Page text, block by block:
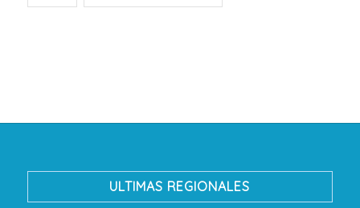
ULTIMAS REGIONALES